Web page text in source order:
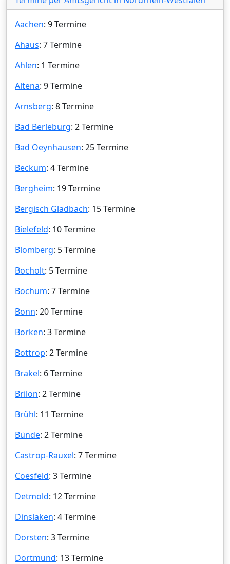
Aachen: 9 Termine
Ahaus: 7 Termine
Ahlen: 1 Termine
Altena: 9 Termine
Arnsberg: 8 Termine
Bad Berleburg: 2 Termine
Bad Oeynhausen: 25 Termine
Beckum: 4 Termine
Bergheim: 19 Termine
Bergisch Gladbach: 15 Termine
Bielefeld: 10 Termine
Blomberg: 5 Termine
Bocholt: 5 Termine
Bochum: 7 Termine
Bonn: 20 Termine
Borken: 3 Termine
Bottrop: 2 Termine
Brakel: 6 Termine
Brilon: 2 Termine
Brühl: 11 Termine
Bünde: 2 Termine
Castrop-Rauxel: 7 Termine
Coesfeld: 3 Termine
Detmold: 12 Termine
Dinslaken: 4 Termine
Dorsten: 3 Termine
Dortmund: 13 Termine